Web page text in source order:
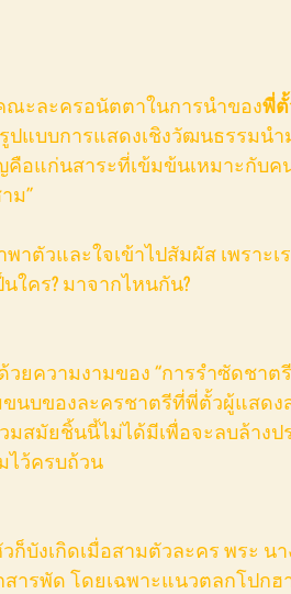
ำหรับคณะละครอนัตตาในการนำของ
พี่ตั้
ปแบบการแสดงเชิงวัฒนธรรมนำ
อแก่นสาระที่เข้มข้นเหมาะกับค
ม”
ใคร? มาจากไหนกัน?
ความงามของ “การรำซัดชาตรี
นบของละครชาตรีที่พี่ตั้วผู้แสดง
มสมัยชิ้นนี้ไม่ได้มีเพื่อจะลบล้าง
ไว้ครบถ้วน
บังเกิดเมื่อสามตัวละคร พระ น
ารพัด โดยเฉพาะแนวตลกโปกฮ